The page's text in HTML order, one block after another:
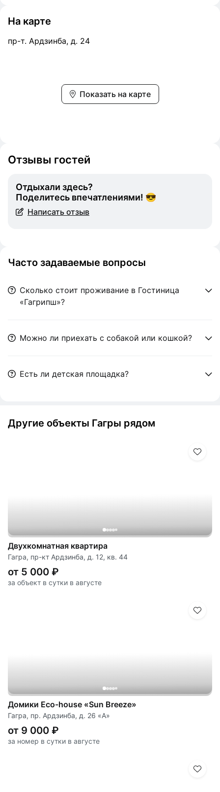
На карте
пр-т. Ардзинба, д. 24
Показать на карте
Отзывы гостей
Отдыхали здесь?
Поделитесь впечатлениями! 😎
Написать отзыв
Часто задаваемые вопросы
Сколько стоит проживание в Гостиница
«Гагрипш»?
Можно ли приехать с собакой или кошкой?
Есть ли детская площадка?
Другие объекты Гагры рядом
Двухкомнатная квартира
Гагра, пр-кт Ардзинба, д. 12, кв. 44
от 5 000 ₽
за объект в сутки в августе
Домики Eco-house «Sun Breeze»
Гагра, пр. Ардзинба, д. 26 «А»
от 9 000 ₽
за номер в сутки в августе